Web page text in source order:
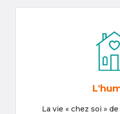
La vie « chez soi »